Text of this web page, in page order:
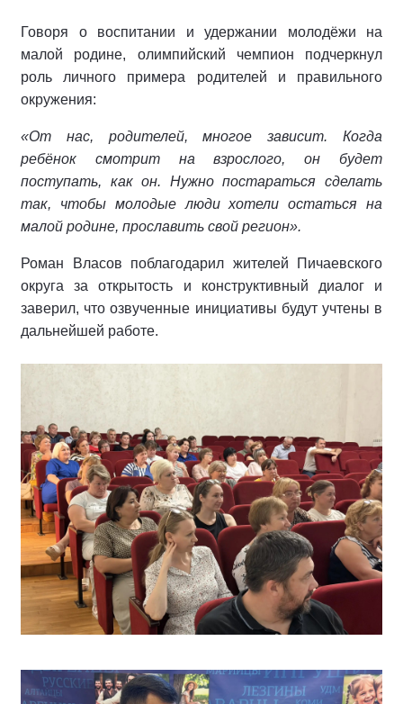
Говоря о воспитании и удержании молодёжи на
малой родине, олимпийский чемпион подчеркнул
роль личного примера родителей и правильного
окружения:
«От нас, родителей, многое зависит. Когда
ребёнок смотрит на взрослого, он будет
поступать, как он. Нужно постараться сделать
так, чтобы молодые люди хотели остаться на
малой родине, прославить свой регион».
Роман Власов поблагодарил жителей Пичаевского
округа за открытость и конструктивный диалог и
заверил, что озвученные инициативы будут учтены в
дальнейшей работе.